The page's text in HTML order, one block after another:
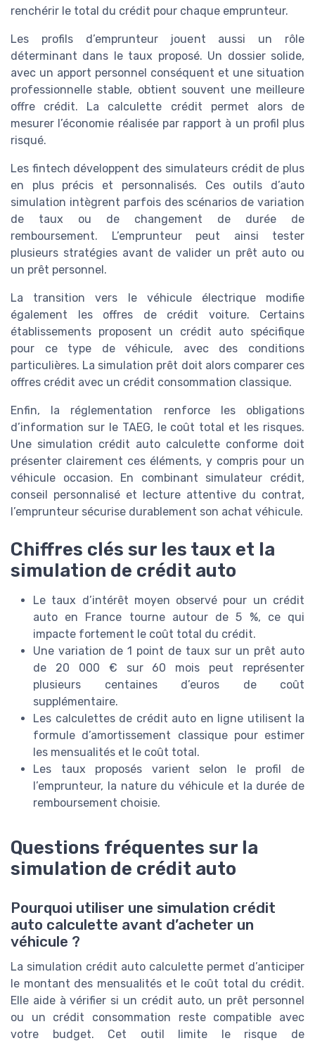
renchérir le total du crédit pour chaque emprunteur.
Les profils d’emprunteur jouent aussi un rôle
déterminant dans le taux proposé. Un dossier solide,
avec un apport personnel conséquent et une situation
professionnelle stable, obtient souvent une meilleure
offre crédit. La calculette crédit permet alors de
mesurer l’économie réalisée par rapport à un profil plus
risqué.
Les fintech développent des simulateurs crédit de plus
en plus précis et personnalisés. Ces outils d’auto
simulation intègrent parfois des scénarios de variation
de taux ou de changement de durée de
remboursement. L’emprunteur peut ainsi tester
plusieurs stratégies avant de valider un prêt auto ou
un prêt personnel.
La transition vers le véhicule électrique modifie
également les offres de crédit voiture. Certains
établissements proposent un crédit auto spécifique
pour ce type de véhicule, avec des conditions
particulières. La simulation prêt doit alors comparer ces
offres crédit avec un crédit consommation classique.
Enfin, la réglementation renforce les obligations
d’information sur le TAEG, le coût total et les risques.
Une simulation crédit auto calculette conforme doit
présenter clairement ces éléments, y compris pour un
véhicule occasion. En combinant simulateur crédit,
conseil personnalisé et lecture attentive du contrat,
l’emprunteur sécurise durablement son achat véhicule.
Chiffres clés sur les taux et la
simulation de crédit auto
Le taux d’intérêt moyen observé pour un crédit
auto en France tourne autour de 5 %, ce qui
impacte fortement le coût total du crédit.
Une variation de 1 point de taux sur un prêt auto
de 20 000 € sur 60 mois peut représenter
plusieurs centaines d’euros de coût
supplémentaire.
Les calculettes de crédit auto en ligne utilisent la
formule d’amortissement classique pour estimer
les mensualités et le coût total.
Les taux proposés varient selon le profil de
l’emprunteur, la nature du véhicule et la durée de
remboursement choisie.
Questions fréquentes sur la
simulation de crédit auto
Pourquoi utiliser une simulation crédit
auto calculette avant d’acheter un
véhicule ?
La simulation crédit auto calculette permet d’anticiper
le montant des mensualités et le coût total du crédit.
Elle aide à vérifier si un crédit auto, un prêt personnel
ou un crédit consommation reste compatible avec
votre budget. Cet outil limite le risque de